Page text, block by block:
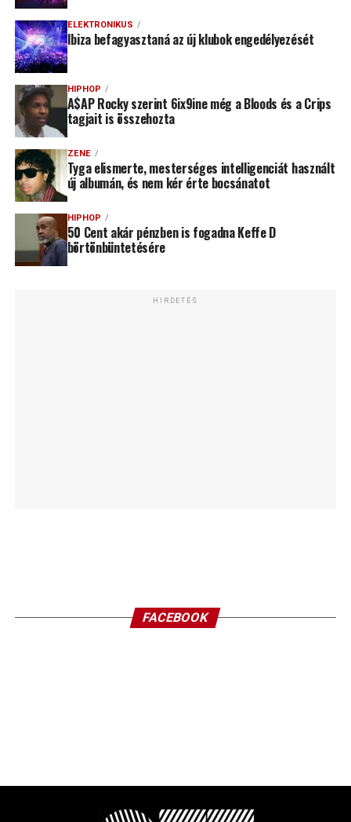
ELEKTRONIKUS
Ibiza befagyasztaná az új klubok engedélyezését
HIPHOP
A$AP Rocky szerint 6ix9ine még a Bloods és a Crips
tagjait is összehozta
ZENE
Tyga elismerte, mesterséges intelligenciát használt
új albumán, és nem kér érte bocsánatot
HIPHOP
50 Cent akár pénzben is fogadna Keffe D
börtönbüntetésére
HIRDETÉS
FACEBOOK